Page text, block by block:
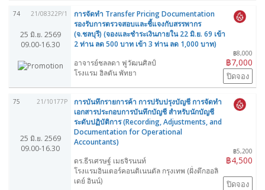
74 21/08322P/1
25 มิ.ย. 2569
09.00-16.30
การจัดทำ Transfer Pricing Documentation
รองรับการตรวจสอบและชี้แจงกับสรรพากร
(จ.ชลบุรี) (จองและชำระเงินภายใน 22 มิ.ย. 69 เข้า
2 ท่าน ลด 500 บาท เข้า 3 ท่าน ลด 1,000 บาท)
฿8,000
฿7,000
อาจารย์ชลลดา ฟูวัฒนศิลป์
โรงแรม ฮิลตัน พัทยา
ปิดจอง
75 21/10177P
25 มิ.ย. 2569
09.00-16.30
การบันทึกรายการค้า การปรับปรุงบัญชี การจัดทำ
เอกสารประกอบการบันทึกบัญชี สำหรับนักบัญชี
ระดับปฏิบัติการ (Recording, Adjustments, and
Documentation for Operational
Accountants)
฿5,200
฿4,500
ดร.ธีรเศรษฐ์ เมธจิรนนท์
โรงแรมอินเตอร์คอนติเนนตัล กรุงเทพ (ฝั่งตึกฮอลิ
เดย์ อินน์)
ปิดจอง